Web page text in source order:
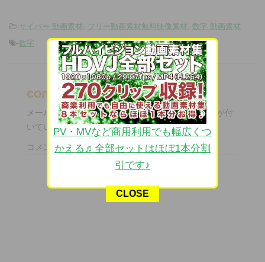
- サイバー 動画素材 フリー動画素材無料映像素材
数字 動画素材
-数字
comment
メールアドレスが公開されることはありません。
が付
いている欄は必須項目です
コメント
PV・MVなど商用利用でも幅広くつ
かえる♬全部セットはほぼ1本分割
引です♪
CLOSE